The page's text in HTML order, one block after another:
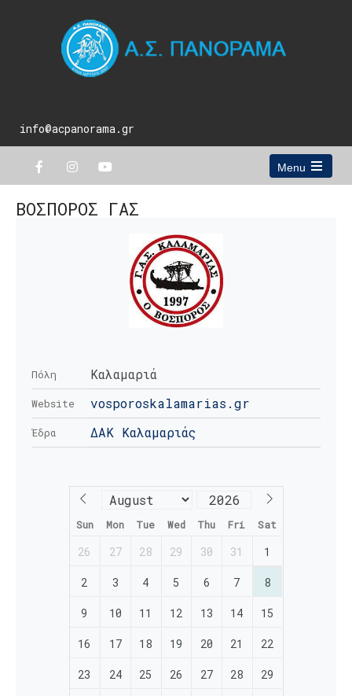
info@acpanorama.gr
Menu
Open
ΒΟΣΠΟΡΟΣ ΓΑΣ
Πόλη Καλαμαριά
Website vosporoskalamarias.gr
Έδρα ΔΑΚ Καλαμαριάς
Sun Mon Tue Wed Thu Fri Sat
26 27 28 29 30 31 1
2 3 4 5 6 7 8
9 10 11 12 13 14 15
16 17 18 19 20 21 22
23 24 25 26 27 28 29